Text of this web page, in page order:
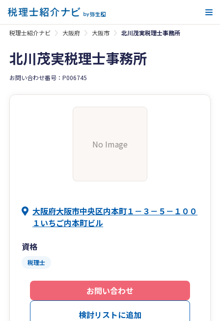
税理士紹介ナビ 大阪府 大阪市 北川茂実税理士事務所
北川茂実税理士事務所
お問い合わせ番号：P006745
No Image
大阪府大阪市中央区内本町１－３－５－１００
１いちご内本町ビル
資格
税理士
お問い合わせ
検討リストに追加